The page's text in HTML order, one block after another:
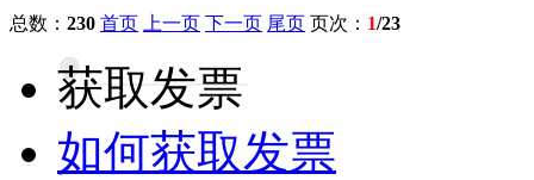
总数： 230 首页 上一页 下一页 尾页 页次： 1/23
获取发票
如何获取发票